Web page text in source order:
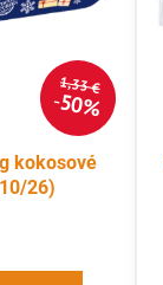
1,33 €
50%
kokosové
26)